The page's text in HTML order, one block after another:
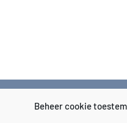
Beheer cookie